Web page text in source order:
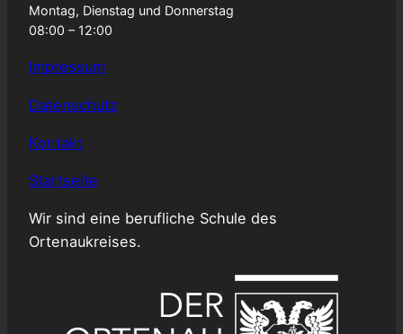
Montag, Dienstag und Donnerstag
08:00 – 12:00
Impressum
Datenschutz
Kontakt
Startseite
Wir sind eine berufliche Schule des
Ortenaukreises.